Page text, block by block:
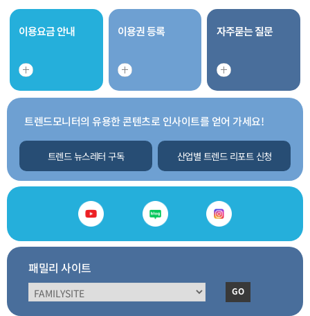
이용요금 안내 이용권 등록 자주묻는 질문
트렌드모니터의 유용한 콘텐츠로 인사이트를 얻어 가세요!
트렌드 뉴스레터 구독 산업별 트렌드 리포트 신청
패밀리 사이트
GO